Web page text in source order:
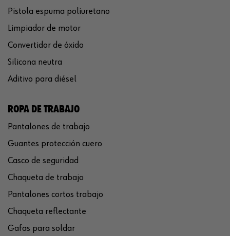
Pistola espuma poliuretano
Limpiador de motor
Convertidor de óxido
Silicona neutra
Aditivo para diésel
ROPA DE TRABAJO
Pantalones de trabajo
Guantes protección cuero
Casco de seguridad
Chaqueta de trabajo
Pantalones cortos trabajo
Chaqueta reflectante
Gafas para soldar